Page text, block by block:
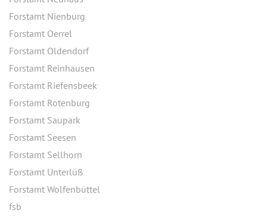
Forstamt Nienburg
Forstamt Oerrel
Forstamt Oldendorf
Forstamt Reinhausen
Forstamt Riefensbeek
Forstamt Rotenburg
Forstamt Saupark
Forstamt Seesen
Forstamt Sellhorn
Forstamt Unterlüß
Forstamt Wolfenbüttel
fsb